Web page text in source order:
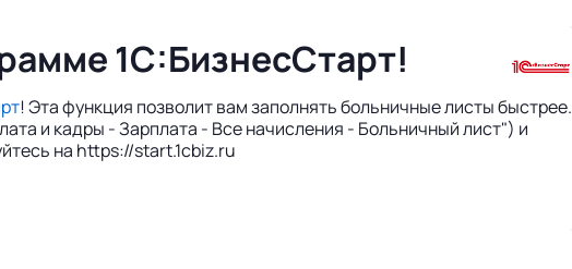
1С:БизнесСтарт!
! Эта функция позволит вам заполнять больничные листы быстрее.
и кадры - Зарплата - Все начисления - Больничный лист") и
на https://start.1cbiz.ru